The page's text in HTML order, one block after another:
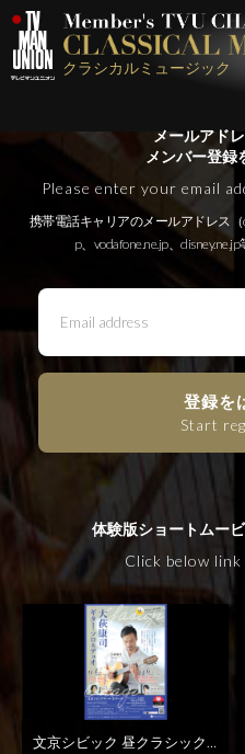
クラシカルミュージック
メールアド
メンバー登録
Please enter your email
携帯電話キャリアのメールアドレス（
p、vodafone.ne.jp、
登録を
Start
体験版ショートムー
Click below
文京シビック 昼クラシック